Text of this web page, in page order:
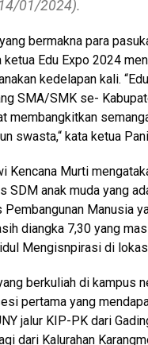
01/2024).
bermakna para
Edu Expo 2024
kedelapan kali.
SMA/SMK se-
membangkitkan
swasta,“ kata ketua
Kencana Murti
SDM anak muda yang
Manusia
diangka 7,30 yang
Mengisnpirasi di
berkuliah di kampus
pertama yang
jalur KIP-PK dari
dari Kalurahan